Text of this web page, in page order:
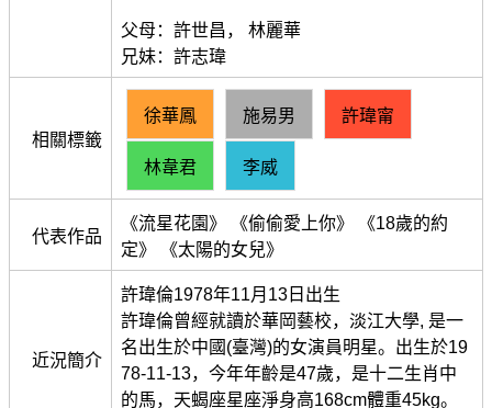
父母：許世昌， 林麗華
兄妹：許志瑋
相關標籤
徐華鳳 施易男 許瑋甯
林韋君 李威
代表作品
《流星花園》 《偷偷愛上你》 《18歲的約
定》 《太陽的女兒》
近況簡介
許瑋倫1978年11月13日出生
許瑋倫曾經就讀於華岡藝校，淡江大學, 是一
名出生於中國(臺灣)的女演員明星。出生於19
78-11-13，今年年齡是47歲，是十二生肖中
的馬，天蝎座星座淨身高168cm體重45kg。